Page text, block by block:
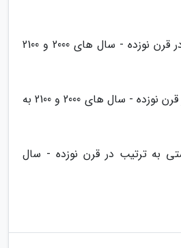
اتاق نشیمن به ترتیب در قرن نوزده - سال های 2000 و 2100
اتاق خواب به ترتیب در قرن نوزده - سال های 2000 و 2100 به
به ترتیب در قرن نوزده - سال